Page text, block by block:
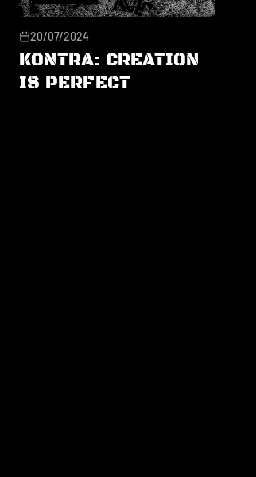
20/07/2024
KONTRA: CREATION
IS PERFECT